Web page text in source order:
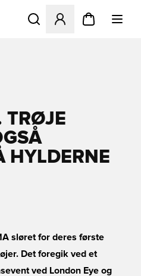
Åbner en Modal til at
TRØJE
HYLDERNE
sløret for deres første
Det foregik ved et
ved London Eye og